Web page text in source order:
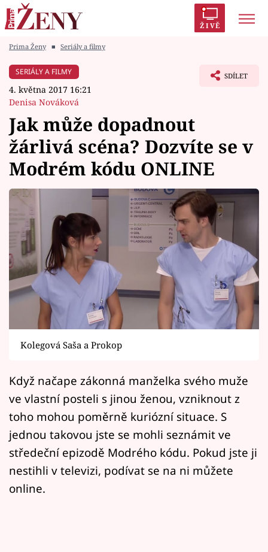
ŽIVĚ
Módní alarm
Témata
Celebrity
Vztahy
Seriály
Horoskopy
Sledujte prima+
Filmový festival Karlovy Vary
Mámy sobě
Přihlášení
Sledujte nás
Prima Ženy ■ Seriály a filmy
SERIÁLY A FILMY
4. května 2017 16:21
Denisa Nováková
SDÍLET
Jak může dopadnout
žárlivá scéna? Dozvíte se v
Modrém kódu ONLINE
Kolegová Saša a Prokop
Když načape zákonná manželka svého muže
ve vlastní posteli s jinou ženou, vzniknout z
toho mohou poměrně kuriózní situace. S
jednou takovou jste se mohli seznámit ve
středeční epizodě Modrého kódu. Pokud jste ji
nestihli v televizi, podívat se na ni můžete
online.